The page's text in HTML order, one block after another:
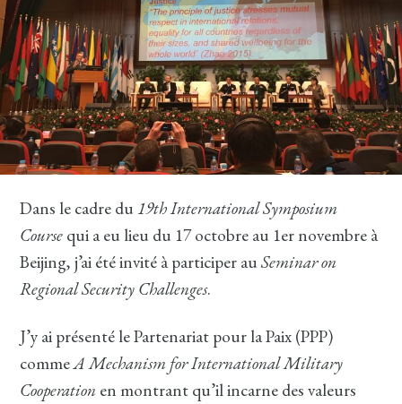
Dans le cadre du19th International Symposium
Course qui a eu lieu du 17 octobre au 1er novembre à
Beijing, j’ai été invité à participer auSeminar on
Regional Security Challenges.
J’y ai présenté le Partenariat pour la Paix (PPP)
commeA Mechanism for International Military
Cooperation en montrant qu’il incarne des valeurs